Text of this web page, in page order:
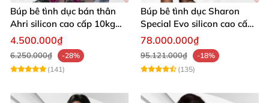
Búp bê tình dục bán thân
Ahri silicon cao cấp 10kg
chân thật giá rẻ hấp dẫn
4.500.000₫
6.250.000₫
-28%
(141)
Búp bê tình dục Sharon
Special Evo silicon cao cấp
nhập Mỹ chính hãng
78.000.000₫
95.121.000₫
-18%
(135)